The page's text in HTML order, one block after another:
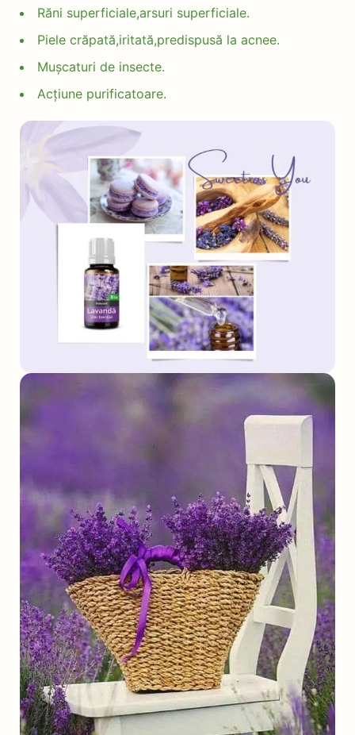
Răni superficiale,arsuri superficiale.
Piele crăpată,iritată,predispusă la acnee.
Mușcaturi de insecte.
Acțiune purificatoare.